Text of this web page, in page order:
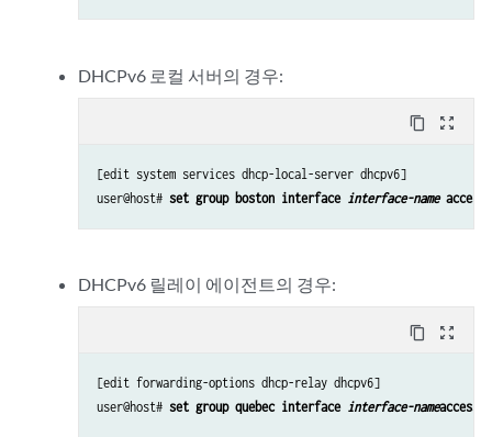
DHCPv6 로컬 서버의 경우:
content_copy zoom_out_map
[edit system services dhcp-local-server dhcpv6]
user@host# set group boston interface interface-name
DHCPv6 릴레이 에이전트의 경우:
content_copy zoom_out_map
[edit forwarding-options dhcp-relay dhcpv6]
user@host# set group quebec interface interface-name